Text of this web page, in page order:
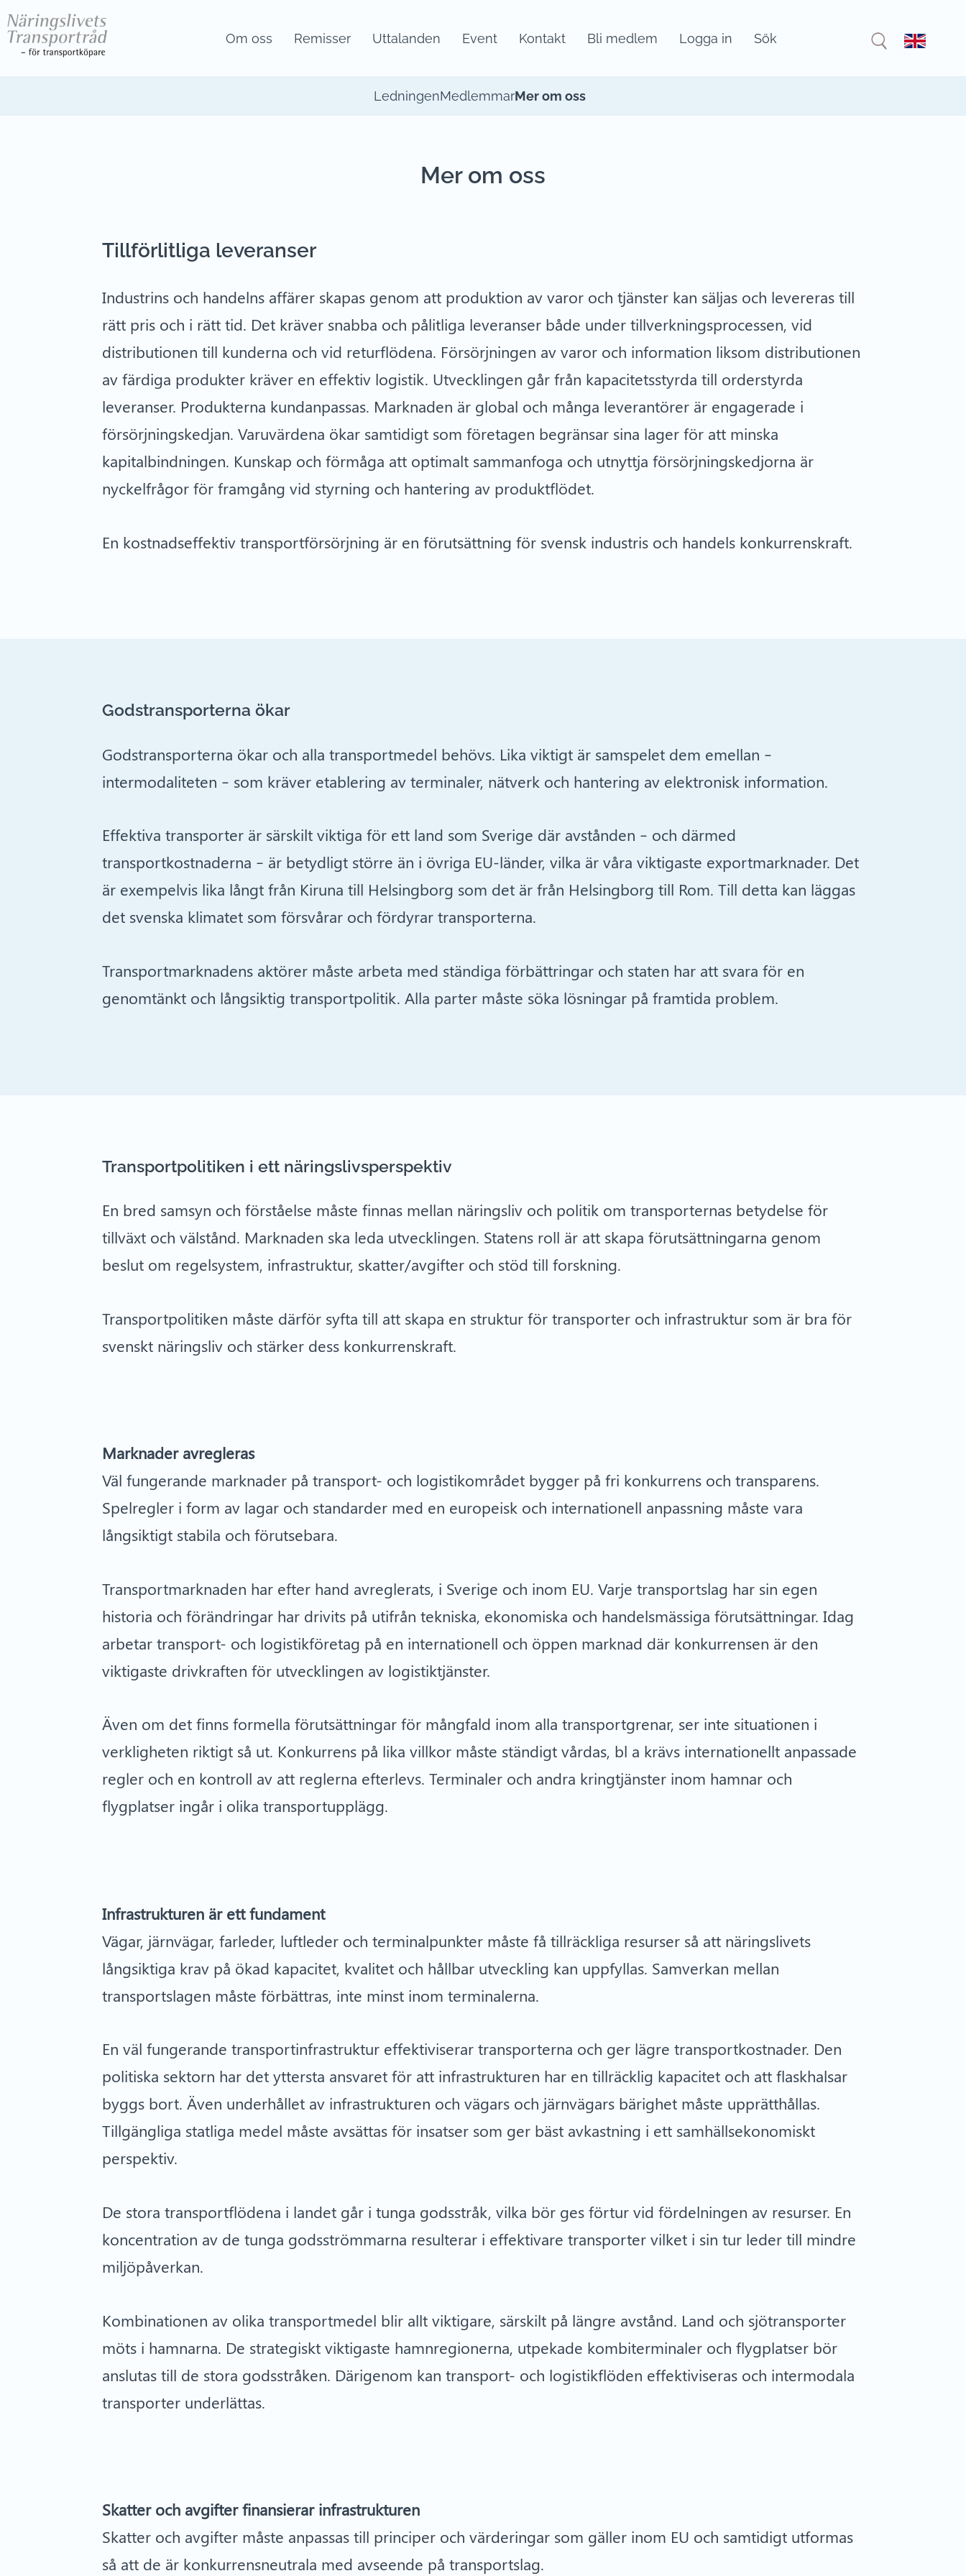
Om oss Remisser Uttalanden Event Kontakt Bli medlem Logga in Sök
LedningenMedlemmarMer om oss
Mer om oss
Tillförlitliga leveranser
Industrins och handelns affärer skapas genom att produktion av varor och tjänster kan säljas och levereras till
rätt pris och i rätt tid. Det kräver snabba och pålitliga leveranser både under tillverkningsprocessen, vid
distributionen till kunderna och vid returflödena. Försörjningen av varor och information liksom distributionen
av färdiga produkter kräver en effektiv logistik. Utvecklingen går från kapacitetsstyrda till orderstyrda
leveranser. Produkterna kundanpassas. Marknaden är global och många leverantörer är engagerade i
försörjningskedjan. Varuvärdena ökar samtidigt som företagen begränsar sina lager för att minska
kapitalbindningen. Kunskap och förmåga att optimalt sammanfoga och utnyttja försörjningskedjorna är
nyckelfrågor för framgång vid styrning och hantering av produktflödet.
En kostnadseffektiv transportförsörjning är en förutsättning för svensk industris och handels konkurrenskraft.
Godstransporterna ökar
Godstransporterna ökar och alla transportmedel behövs. Lika viktigt är samspelet dem emellan –
intermodaliteten – som kräver etablering av terminaler, nätverk och hantering av elektronisk information.
Effektiva transporter är särskilt viktiga för ett land som Sverige där avstånden – och därmed
transportkostnaderna – är betydligt större än i övriga EU-länder, vilka är våra viktigaste exportmarknader. Det
är exempelvis lika långt från Kiruna till Helsingborg som det är från Helsingborg till Rom. Till detta kan läggas
det svenska klimatet som försvårar och fördyrar transporterna.
Transportmarknadens aktörer måste arbeta med ständiga förbättringar och staten har att svara för en
genomtänkt och långsiktig transportpolitik. Alla parter måste söka lösningar på framtida problem.
Transportpolitiken i ett näringslivsperspektiv
En bred samsyn och förståelse måste finnas mellan näringsliv och politik om transporternas betydelse för
tillväxt och välstånd. Marknaden ska leda utvecklingen. Statens roll är att skapa förutsättningarna genom
beslut om regelsystem, infrastruktur, skatter/avgifter och stöd till forskning.
Transportpolitiken måste därför syfta till att skapa en struktur för transporter och infrastruktur som är bra för
svenskt näringsliv och stärker dess konkurrenskraft.
Marknader avregleras
Väl fungerande marknader på transport- och logistikområdet bygger på fri konkurrens och transparens.
Spelregler i form av lagar och standarder med en europeisk och internationell anpassning måste vara
långsiktigt stabila och förutsebara.
Transportmarknaden har efter hand avreglerats, i Sverige och inom EU. Varje transportslag har sin egen
historia och förändringar har drivits på utifrån tekniska, ekonomiska och handelsmässiga förutsättningar. Idag
arbetar transport- och logistikföretag på en internationell och öppen marknad där konkurrensen är den
viktigaste drivkraften för utvecklingen av logistiktjänster.
Även om det finns formella förutsättningar för mångfald inom alla transportgrenar, ser inte situationen i
verkligheten riktigt så ut. Konkurrens på lika villkor måste ständigt vårdas, bl a krävs internationellt anpassade
regler och en kontroll av att reglerna efterlevs. Terminaler och andra kringtjänster inom hamnar och
flygplatser ingår i olika transportupplägg.
Infrastrukturen är ett fundament
Vägar, järnvägar, farleder, luftleder och terminalpunkter måste få tillräckliga resurser så att näringslivets
långsiktiga krav på ökad kapacitet, kvalitet och hållbar utveckling kan uppfyllas. Samverkan mellan
transportslagen måste förbättras, inte minst inom terminalerna.
En väl fungerande transportinfrastruktur effektiviserar transporterna och ger lägre transportkostnader. Den
politiska sektorn har det yttersta ansvaret för att infrastrukturen har en tillräcklig kapacitet och att flaskhalsar
byggs bort. Även underhållet av infrastrukturen och vägars och järnvägars bärighet måste upprätthållas.
Tillgängliga statliga medel måste avsättas för insatser som ger bäst avkastning i ett samhällsekonomiskt
perspektiv.
De stora transportflödena i landet går i tunga godsstråk, vilka bör ges förtur vid fördelningen av resurser. En
koncentration av de tunga godsströmmarna resulterar i effektivare transporter vilket i sin tur leder till mindre
miljöpåverkan.
Kombinationen av olika transportmedel blir allt viktigare, särskilt på längre avstånd. Land och sjötransporter
möts i hamnarna. De strategiskt viktigaste hamnregionerna, utpekade kombiterminaler och flygplatser bör
anslutas till de stora godsstråken. Därigenom kan transport- och logistikflöden effektiviseras och intermodala
transporter underlättas.
Skatter och avgifter finansierar infrastrukturen
Skatter och avgifter måste anpassas till principer och värderingar som gäller inom EU och samtidigt utformas
så att de är konkurrensneutrala med avseende på transportslag.